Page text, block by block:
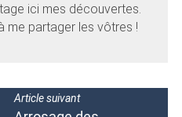
ici mes découvertes.
me partager les vôtres !
Article suivant